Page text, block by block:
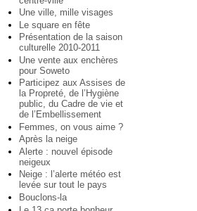
Une ville, mille visages
Le square en fête
Présentation de la saison
culturelle 2010-2011
Une vente aux enchères
pour Soweto
Participez aux Assises de
la Propreté, de l’Hygiène
public, du Cadre de vie et
de l’Embellissement
Femmes, on vous aime ?
Après la neige
Alerte : nouvel épisode
neigeux
Neige : l’alerte météo est
levée sur tout le pays
Bouclons-la